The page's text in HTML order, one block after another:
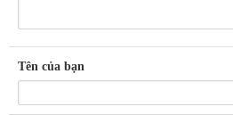
Tên của bạn